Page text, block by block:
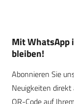
Mit WhatsApp
bleiben!
Abonnieren Sie
Neuigkeiten
QR-Code auf